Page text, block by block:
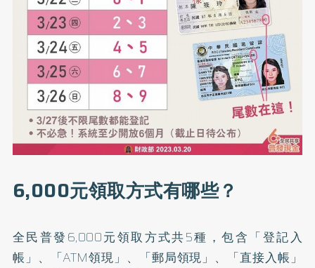
6,000元領取方式有哪些？
全民普發6,000元領取方式共5種，包含「登記入
帳」、「ATM領現」、「郵局領現」、「直接入帳」